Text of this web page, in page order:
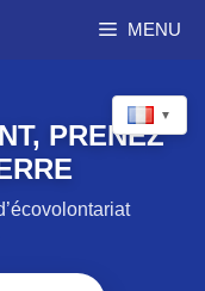
MENU
▼
PRENEZ